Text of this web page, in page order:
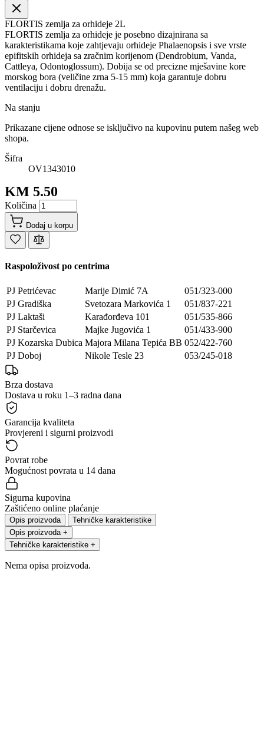
FLORTIS zemlja za orhideje 2L
FLORTIS zemlja za orhideje je posebno dizajnirana sa
karakteristikama koje zahtjevaju orhideje Phalaenopsis i sve vrste
epifitskih orhideja sa zračnim korijenom (Dendrobium, Vanda,
Cattleya, Odontoglossum). Dobija se od precizne mješavine kore
morskog bora (veličine zrna 5-15 mm) koja garantuje dobru
ventilaciju i dobru drenažu.
Na stanju
Prikazane cijene odnose se isključivo na kupovinu putem našeg web
shopa.
Šifra
OV1343010
KM 5.50
Količina
Dodaj u korpu
Raspoloživost po centrima
PJ Petrićevac Marije Dimić 7A
051/323-000
PJ Gradiška
Svetozara Markovića 1
051/837-221
PJ Laktaši
Karađorđeva 101
051/535-866
PJ Starčevica
Majke Jugovića 1
051/433-900
PJ Kozarska Dubica Majora Milana Tepića BB 052/422-760
PJ Doboj
Nikole Tesle 23 053/245-018
Brza dostava
Dostava u roku 1–3 radna dana
Garancija kvaliteta
Provjereni i sigurni proizvodi
Povrat robe
Mogućnost povrata u 14 dana
Sigurna kupovina
Zaštićeno online plaćanje
Opis proizvoda
Tehničke karakteristike
Opis proizvoda +
Tehničke karakteristike +
Nema opisa proizvoda.